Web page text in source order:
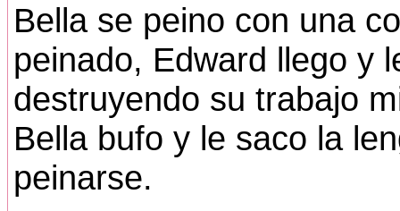
Bella se peino con una
peinado, Edward llego y
destruyendo su trabajo
Bella bufo y le saco la
peinarse.